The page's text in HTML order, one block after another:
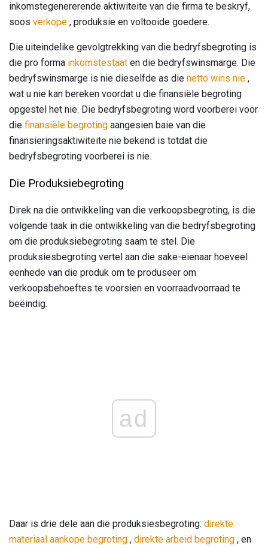
inkomstegenererende aktiwiteite van die firma te beskryf,
soos verkope , produksie en voltooide goedere.
Die uiteindelike gevolgtrekking van die bedryfsbegroting is
die pro forma inkomstestaat en die bedryfswinsmarge. Die
bedryfswinsmarge is nie dieselfde as die netto wins nie ,
wat u nie kan bereken voordat u die finansiële begroting
opgestel het nie. Die bedryfsbegroting word voorberei voor
die finansiële begroting aangesien baie van die
finansieringsaktiwiteite nie bekend is totdat die
bedryfsbegroting voorberei is nie.
Die Produksiebegroting
Direk na die ontwikkeling van die verkoopsbegroting, is die
volgende taak in die ontwikkeling van die bedryfsbegroting
om die produksiebegroting saam te stel. Die
produksiesbegroting vertel aan die sake-eienaar hoeveel
eenhede van die produk om te produseer om
verkoopsbehoeftes te voorsien en voorraadvoorraad te
beëindig.
ad
Daar is drie dele aan die produksiesbegroting: direkte
materiaal aankope begroting , direkte arbeid begroting , en